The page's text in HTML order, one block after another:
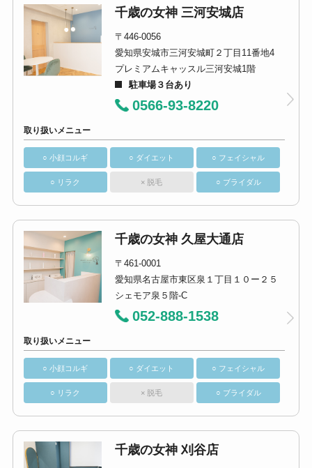
千歳の女神 三河安城店
〒446-0056
愛知県安城市三河安城町２丁目11番地4
プレミアムキャッスル三河安城1階
駐車場３台あり
0566-93-8220
取り扱いメニュー
○ 小顔コルギ ○ ダイエット ○ フェイシャル
○ リラク × 脱毛 ○ ブライダル
千歳の女神 久屋大通店
〒461-0001
愛知県名古屋市東区泉１丁目１０ー２５
シェモア泉５階-C
052-888-1538
取り扱いメニュー
○ 小顔コルギ ○ ダイエット ○ フェイシャル
○ リラク × 脱毛 ○ ブライダル
千歳の女神 刈谷店